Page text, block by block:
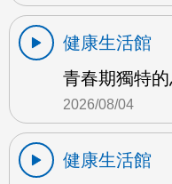
健康生活館
青春期獨特
2026/08/04
健康生活館